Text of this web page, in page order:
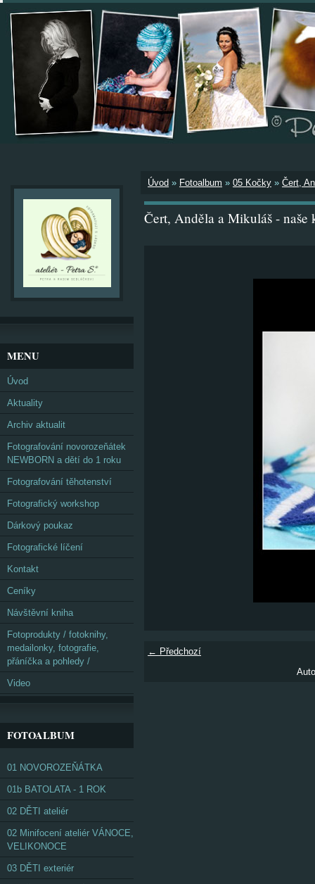
Úvod » Fotoalbum » 05 Kočky » Čert,
Čert, Anděla a Mikuláš - naše
← Předchozí
MENU
Úvod
Aktuality
Archiv aktualit
Fotografování novorozeňátek
NEWBORN a dětí do 1 roku
Fotografování těhotenství
Fotografický workshop
Dárkový poukaz
Fotografické líčení
Kontakt
Ceníky
Návštěvní kniha
Fotoprodukty / fotoknihy,
medailonky, fotografie,
přáníčka a pohledy /
Video
FOTOALBUM
01 NOVOROZEŇÁTKA
01b BATOLATA - 1 ROK
02 DĚTI ateliér
02 Minifocení ateliér VÁNOCE,
VELIKONOCE
03 DĚTI exteriér